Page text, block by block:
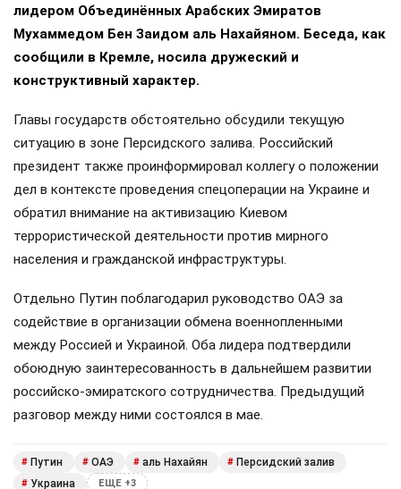
лидером Объединённых Арабских Эмиратов
Мухаммедом Бен Заидом аль Нахайяном. Беседа, как
сообщили в Кремле, носила дружеский и
конструктивный характер.
Главы государств обстоятельно обсудили текущую
ситуацию в зоне Персидского залива. Российский
президент также проинформировал коллегу о положении
дел в контексте проведения спецоперации на Украине и
обратил внимание на активизацию Киевом
террористической деятельности против мирного
населения и гражданской инфраструктуры.
Отдельно Путин поблагодарил руководство ОАЭ за
содействие в организации обмена военнопленными
между Россией и Украиной. Оба лидера подтвердили
обоюдную заинтересованность в дальнейшем развитии
российско-эмиратского сотрудничества. Предыдущий
разговор между ними состоялся в мае.
# Путин # ОАЭ # аль Нахайян # Персидский залив
# Украина ЕЩЕ +3